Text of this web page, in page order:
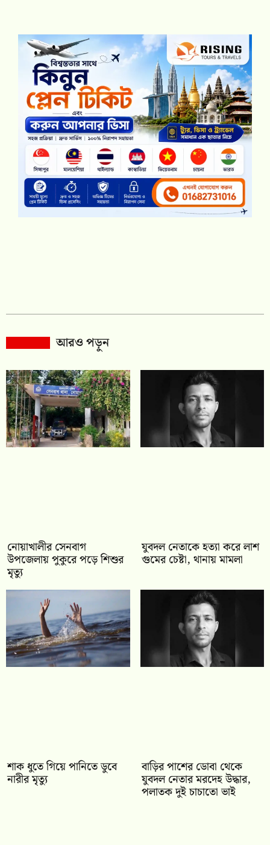
আরও পড়ুন
নোয়াখালীর সেনবাগ
উপজেলায় পুকুরে পড়ে শিশুর
মৃত্যু
যুবদল নেতাকে হত্যা করে লাশ
গুমের চেষ্টা, থানায় মামলা
শাক ধুতে গিয়ে পানিতে ডুবে
নারীর মৃত্যু
বাড়ির পাশের ডোবা থেকে
যুবদল নেতার মরদেহ উদ্ধার,
পলাতক দুই চাচাতো ভাই